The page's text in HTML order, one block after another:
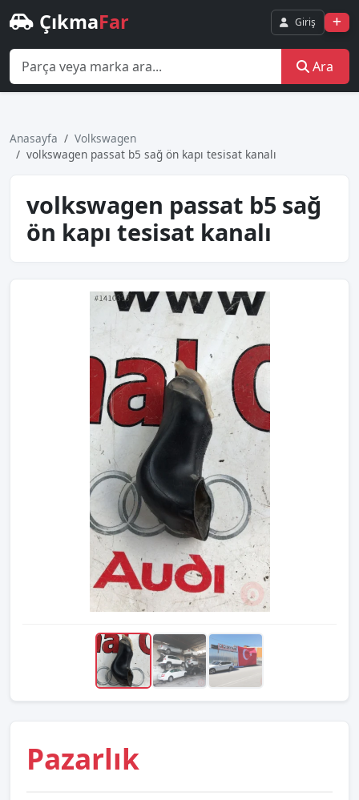
ÇıkmaFar Giriş
Ara
Anasayfa
Volkswagen
volkswagen passat b5 sağ ön kapı tesisat kanalı
volkswagen passat b5 sağ
ön kapı tesisat kanalı
Pazarlık